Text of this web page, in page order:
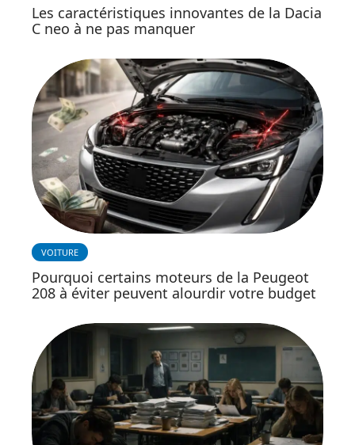
Les caractéristiques innovantes de la Dacia
C neo à ne pas manquer
VOITURE
Pourquoi certains moteurs de la Peugeot
208 à éviter peuvent alourdir votre budget